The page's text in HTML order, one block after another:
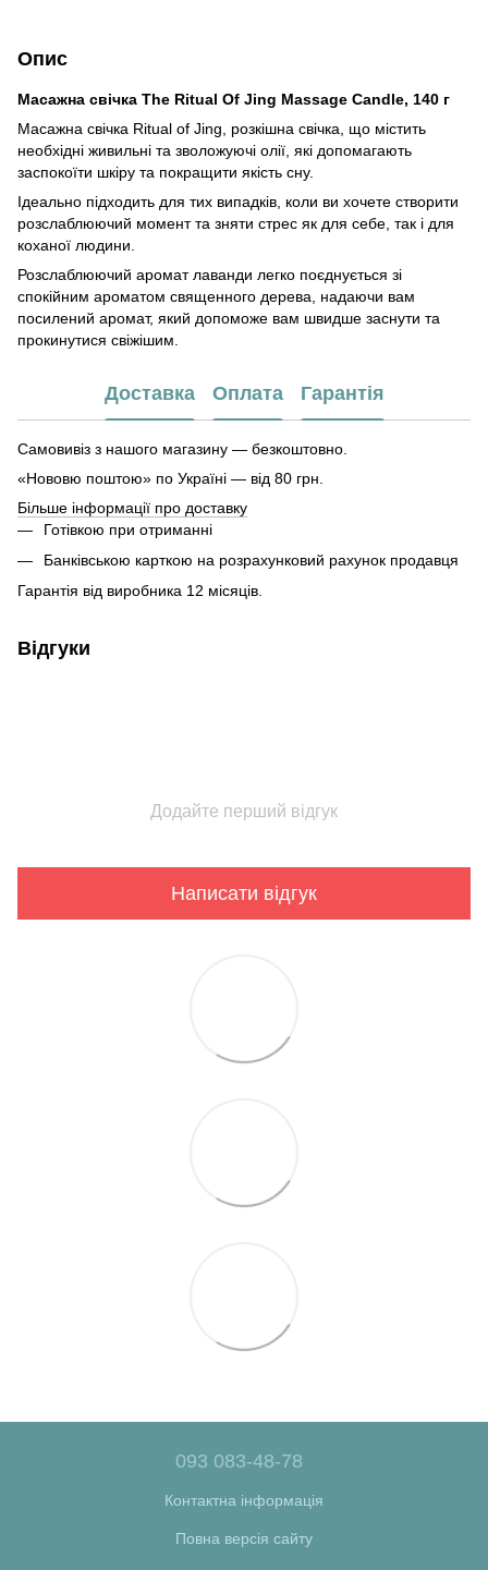
Опис
Масажна свічка The Ritual Of Jing Massage Candle, 140 г
Масажна свічка Ritual of Jing, розкішна свічка, що містить
необхідні живильні та зволожуючі олії, які допомагають
заспокоїти шкіру та покращити якість сну.
Ідеально підходить для тих випадків, коли ви хочете створити
розслаблюючий момент та зняти стрес як для себе, так і для
коханої людини.
Розслаблюючий аромат лаванди легко поєднується зі
спокійним ароматом священного дерева, надаючи вам
посилений аромат, який допоможе вам швидше заснути та
прокинутися свіжішим.
Доставка Оплата Гарантія
Самовивіз з нашого магазину — безкоштовно.
«Нововю поштою» по Україні — від 80 грн.
Більше інформації про доставку
Готівкою при отриманні
Банківською карткою на розрахунковий рахунок продавця
Гарантія від виробника 12 місяців.
Відгуки
Додайте перший відгук
Написати відгук
093 083-48-78
Контактна інформація
Повна версія сайту